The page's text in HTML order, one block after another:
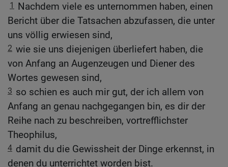
1
Nachdem viele es unternommen haben, einen
Bericht über die Tatsachen abzufassen, die unter
uns völlig erwiesen sind,
2 wie sie uns diejenigen überliefert haben, die
von Anfang an Augenzeugen und Diener des
Wortes gewesen sind,
3 so schien es auch mir gut, der ich allem von
Anfang an genau nachgegangen bin, es dir der
Reihe nach zu beschreiben, vortrefflichster
Theophilus,
4 damit du die Gewissheit der Dinge erkennst, in
denen du unterrichtet worden bist.